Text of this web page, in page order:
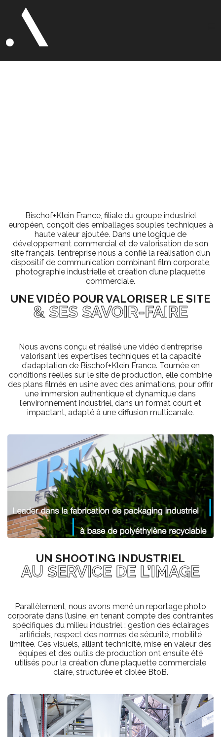
Bischof+Klein France, filiale du groupe industriel
européen, conçoit des emballages souples techniques à
haute valeur ajoutée. Dans une logique de
développement commercial et de valorisation de son
site français, l’entreprise nous a confié la réalisation d’un
dispositif de communication combinant film corporate,
photographie industrielle et création d’une plaquette
commerciale.
UNE VIDÉO POUR VALORISER LE SITE
& SES SAVOIR-FAIRE
Nous avons conçu et réalisé une vidéo d’entreprise
valorisant les expertises techniques et la capacité
d’adaptation de Bischof+Klein France. Tournée en
conditions réelles sur le site de production, elle combine
des plans filmés en usine avec des animations, pour offrir
une immersion authentique et dynamique dans
l’environnement industriel, dans un format court et
impactant, adapté à une diffusion multicanale.
UN SHOOTING INDUSTRIEL
AU SERVICE DE L’IMAGE
Parallèlement, nous avons mené un reportage photo
corporate dans l’usine, en tenant compte des contraintes
spécifiques du milieu industriel : gestion des éclairages
artificiels, respect des normes de sécurité, mobilité
limitée. Ces visuels, alliant technicité, mise en valeur des
équipes et des outils de production ont ensuite été
utilisés pour la création d’une plaquette commerciale
claire, structurée et ciblée BtoB.